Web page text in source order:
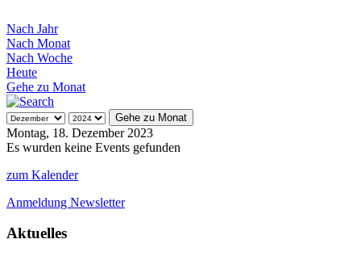
Nach Jahr
Nach Monat
Nach Woche
Heute
Gehe zu Monat
Gehe zu Monat
Montag, 18. Dezember 2023
Es wurden keine Events gefunden
zum Kalender
Anmeldung Newsletter
Aktuelles